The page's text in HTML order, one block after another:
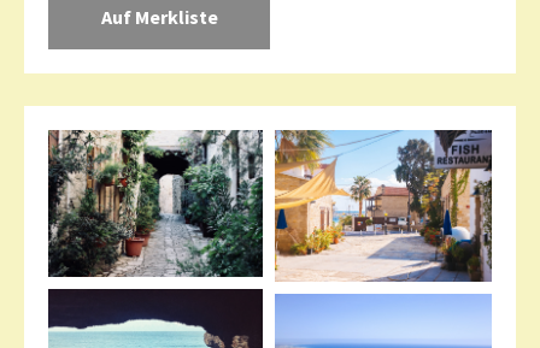
Zypern Zypern